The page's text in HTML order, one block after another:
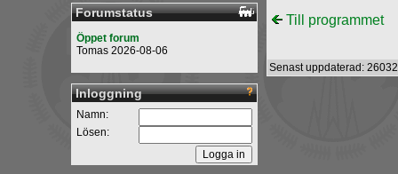
Forumstatus
Öppet forum
Tomas 2026-08-06
Inloggning
Namn:
Lösen:
Till programmet
Senast uppdaterad: